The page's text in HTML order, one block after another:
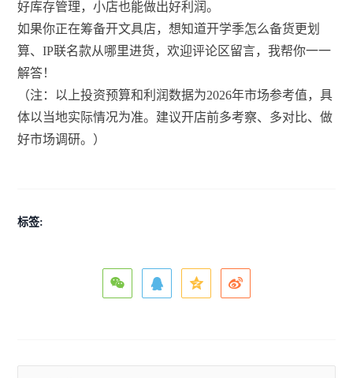
好库存管理，小店也能做出好利润。
如果你正在筹备开文具店，想知道开学季怎么备货更划
算、IP联名款从哪里进货，欢迎评论区留言，我帮你一一
解答！
（注：以上投资预算和利润数据为2026年市场参考值，具
体以当地实际情况为准。建议开店前多考察、多对比、做
好市场调研。）
标签: